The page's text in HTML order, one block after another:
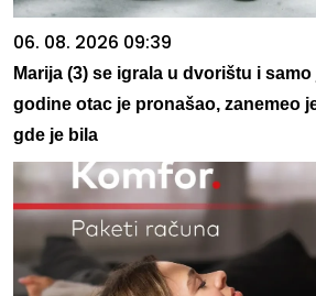
06. 08. 2026 09:39
Marija (3) se igrala u dvorištu i
godine otac je pronašao, zanemeo
gde je bila